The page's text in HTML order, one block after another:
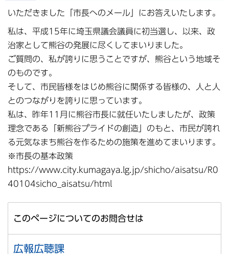
いただきました「市長へのメール」にお答えいたします。
私は、平成15年に埼玉県議会議員に初当選し、以来、政
治家として熊谷の発展に尽くしてまいりました。
ご質問の、私が誇りに思うことですが、熊谷という地域そ
のものです。
そして、市民皆様をはじめ熊谷に関係する皆様の、人と人
とのつながりを誇りに思っています。
私は、昨年11月に熊谷市長に就任いたしましたが、政策
理念である「新熊谷プライドの創造」のもと、市民が誇れ
る元気なまち熊谷を作るための施策を進めてまいります。
※市長の基本政策
https://www.city.kumagaya.lg.jp/shicho/aisatsu/R0
40104sicho_aisatsu/html
このページについてのお問合せは
広報広聴課